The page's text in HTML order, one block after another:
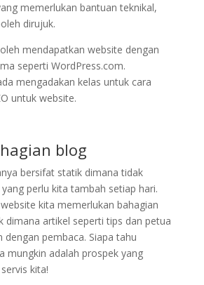
memerlukan bantuan teknikal,
dirujuk.
mendapatkan website dengan
seperti WordPress.com.
mengadakan kelas untuk cara
untuk website.
blog
bersifat statik dimana tidak
perlu kita tambah setiap hari.
kita memerlukan bahagian
dimana artikel seperti tips dan petua
dengan pembaca. Siapa tahu
mungkin adalah prospek yang
kita!